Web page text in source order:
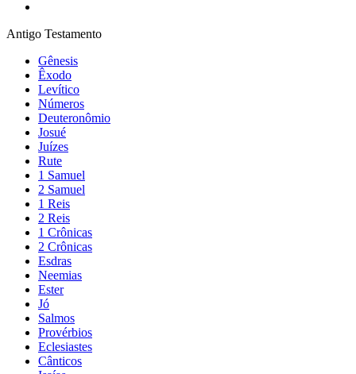
Antigo Testamento
Gênesis
Êxodo
Levítico
Números
Deuteronômio
Josué
Juízes
Rute
1 Samuel
2 Samuel
1 Reis
2 Reis
1 Crônicas
2 Crônicas
Esdras
Neemias
Ester
Jó
Salmos
Provérbios
Eclesiastes
Cânticos